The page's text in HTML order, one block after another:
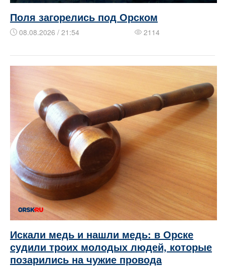
Поля загорелись под Орском
08.08.2026 / 21:54 2114
Искали медь и нашли медь: в Орске
судили троих молодых людей, которые
позарились на чужие провода